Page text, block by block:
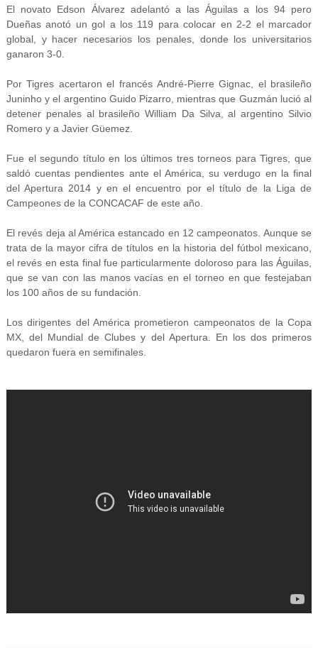
El novato Edson Álvarez adelantó a las Águilas a los 94 pero
Dueñas anotó un gol a los 119 para colocar en 2-2 el marcador
global, y hacer necesarios los penales, donde los universitarios
ganaron 3-0.
Por Tigres acertaron el francés André-Pierre Gignac, el brasileño
Juninho y el argentino Guido Pizarro, mientras que Guzmán lució al
detener penales al brasileño William Da Silva, al argentino Silvio
Romero y a Javier Güemez.
Fue el segundo título en los últimos tres torneos para Tigres, que
saldó cuentas pendientes ante el América, su verdugo en la final
del Apertura 2014 y en el encuentro por el título de la Liga de
Campeones de la CONCACAF de este año.
El revés deja al América estancado en 12 campeonatos. Aunque se
trata de la mayor cifra de títulos en la historia del fútbol mexicano,
el revés en esta final fue particularmente doloroso para las Águilas,
que se van con las manos vacías en el torneo en que festejaban
los 100 años de su fundación.
Los dirigentes del América prometieron campeonatos de la Copa
MX, del Mundial de Clubes y del Apertura. En los dos primeros
quedaron fuera en semifinales.